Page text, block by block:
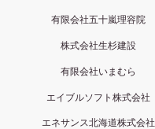
有限会社五十嵐理容院
株式会社生杉建設
有限会社いまむら
エイブルソフト株式会社
エネサンス北海道株式会社